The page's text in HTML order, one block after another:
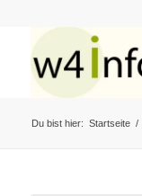
Du bist hier: Startseite /